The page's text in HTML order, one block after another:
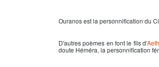
Ouranos est la personnification du
D'autres poèmes en font le fils d'
doute Héméra, la personnification